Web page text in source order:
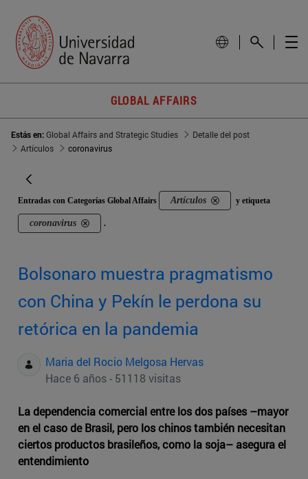
GLOBAL AFFAIRS
Estás en:Global Affairs and Strategic Studies
Detalle del post
Artículos
coronavirus
Entradas con Categorías Global Affairs Artículos y etiqueta
coronavirus .
Bolsonaro muestra pragmatismo
con China y Pekín le perdona su
retórica en la pandemia
Maria del Rocio Melgosa Hervas
Hace 6 años - 51118 visitas
La dependencia comercial entre los dos países –mayor
en el caso de Brasil, pero los chinos también necesitan
ciertos productos brasileños, como la soja– asegura el
entendimiento